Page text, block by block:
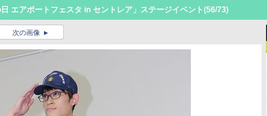
エアポートフェスタ in セントレア」ステージイベント(56/73)
次の画像